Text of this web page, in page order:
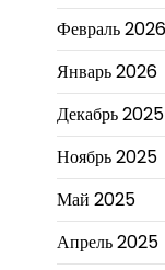
Февраль 2026
Январь 2026
Декабрь 2025
Ноябрь 2025
Май 2025
Апрель 2025